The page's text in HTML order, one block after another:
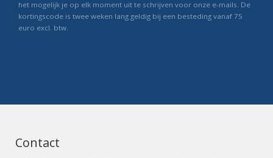
het mogelijk je op elk moment uit te schrijven voor onze e-mails. De
kortingscode is twee weken lang geldig bij een besteding vanaf 75
euro excl. btw.
Contact